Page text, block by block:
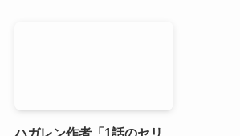
ハガレン作者「1話のセリ